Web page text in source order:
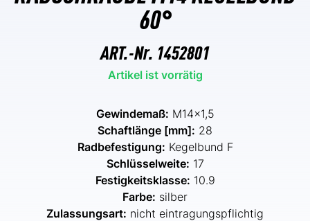
60°
ART.-Nr. 1452801
Artikel ist vorrätig
Gewindemaß: M14x1,5
Schaftlänge [mm]: 28
Radbefestigung: Kegelbund F
Schlüsselweite: 17
Festigkeitsklasse: 10.9
Farbe: silber
Zulassungsart: nicht eintragungspflichtig